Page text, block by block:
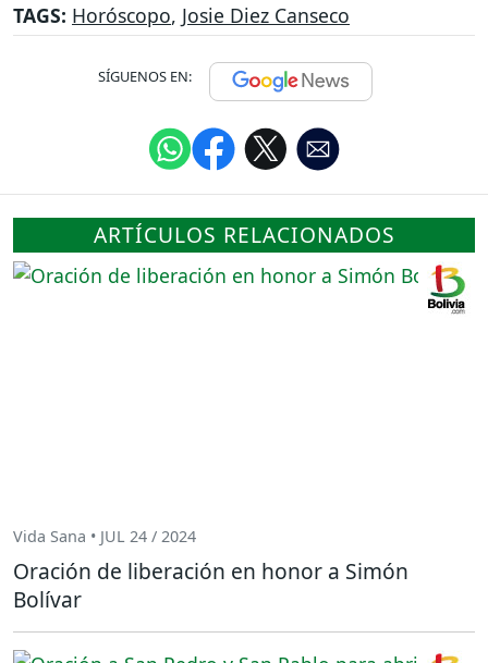
TAGS: Horóscopo, Josie Diez Canseco
SÍGUENOS EN:
ARTÍCULOS RELACIONADOS
Vida Sana • JUL 24 / 2024
Oración de liberación en honor a Simón
Bolívar